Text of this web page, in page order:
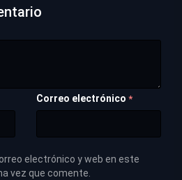
Correo electrónico *
electrónico y web en este
vez que comente.